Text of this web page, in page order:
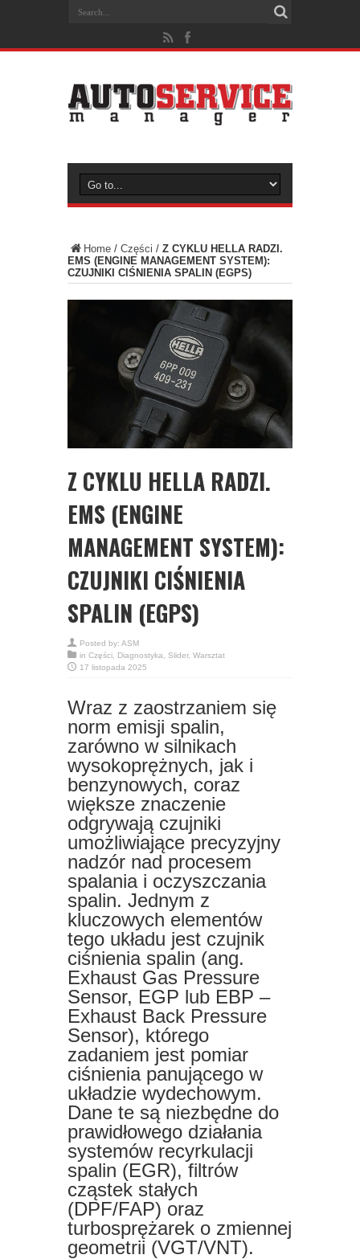
Home / Części / Z CYKLU HELLA RADZI.
EMS (ENGINE MANAGEMENT SYSTEM):
CZUJNIKI CIŚNIENIA SPALIN (EGPS)
Z CYKLU HELLA RADZI.
EMS (ENGINE
MANAGEMENT SYSTEM):
CZUJNIKI CIŚNIENIA
SPALIN (EGPS)
Posted by: ASM
in Części Diagnostyka Slider, Warsztat
17 listopada 2025
Wraz z zaostrzaniem się
norm emisji spalin,
zarówno w silnikach
wysokoprężnych, jak i
benzynowych, coraz
większe znaczenie
odgrywają czujniki
umożliwiające precyzyjny
nadzór nad procesem
spalania i oczyszczania
spalin. Jednym z
kluczowych elementów
tego układu jest czujnik
ciśnienia spalin (ang.
Exhaust Gas Pressure
Sensor, EGP lub EBP –
Exhaust Back Pressure
Sensor), którego
zadaniem jest pomiar
ciśnienia panującego w
układzie wydechowym.
Dane te są niezbędne do
prawidłowego działania
systemów recyrkulacji
spalin (EGR), filtrów
cząstek stałych
(DPF/FAP) oraz
turbosprężarek o zmiennej
geometrii (VGT/VNT).